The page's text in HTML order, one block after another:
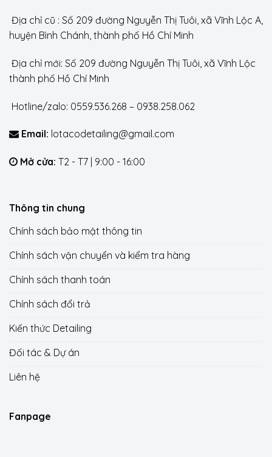
Địa chỉ cũ : Số 209 đường Nguyễn Thị Tuôi, xã Vĩnh Lộc A,
huyện Bình Chánh, thành phố Hồ Chí Minh
Địa chỉ mới: Số 209 đường Nguyễn Thị Tuôi, xã Vĩnh Lộc
thành phố Hồ Chí Minh
Hotline/zalo: 0559.536.268 – 0938.258.062
Email: lotacodetailing@gmail.com
Mở cửa: T2 - T7 | 9:00 - 16:00
Thông tin chung
Chính sách bảo mật thông tin
Chính sách vận chuyển và kiểm tra hàng
Chính sách thanh toán
Chính sách đổi trả
Kiến thức Detailing
Đối tác & Dự án
Liên hệ
Fanpage